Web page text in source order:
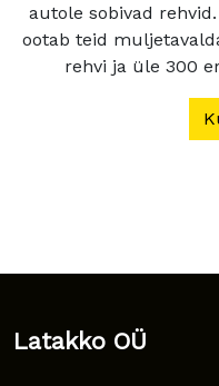
autole sobivad
ootab teid
rehvi ja üle 300
Latakko OÜ